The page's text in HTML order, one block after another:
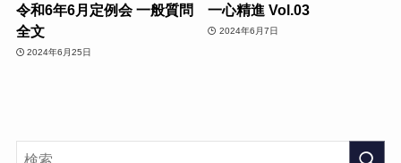
令和6年6月定例会 一般質問
全文
2024年6月25日
一心精進 Vol.03
2024年6月7日